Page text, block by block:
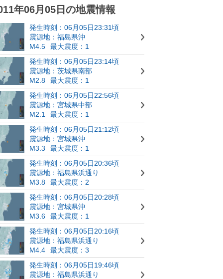
年06月05日の地震情報
発生時刻：06月05日23:31頃
震源地：福島県沖
M4.5
最大震度：1
発生時刻：06月05日23:14頃
震源地：茨城県南部
M2.8
最大震度：1
発生時刻：06月05日22:56頃
震源地：宮城県中部
M2.1
最大震度：1
発生時刻：06月05日21:12頃
震源地：宮城県沖
M3.3
最大震度：1
発生時刻：06月05日20:36頃
震源地：福島県浜通り
M3.8
最大震度：2
発生時刻：06月05日20:28頃
震源地：宮城県沖
M3.6
最大震度：1
発生時刻：06月05日20:16頃
震源地：福島県浜通り
M4.4
最大震度：3
発生時刻：06月05日19:46頃
震源地：福島県浜通り